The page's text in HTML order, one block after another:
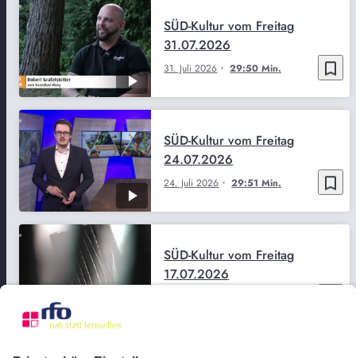
bookmark_border
31. Juli 2026 29:50 Min.
SÜD-Kultur vom Freitag
31.07.2026
bookmark_border
24. Juli 2026 29:51 Min.
SÜD-Kultur vom Freitag
24.07.2026
SÜD-Kultur vom Freitag
17.07.2026